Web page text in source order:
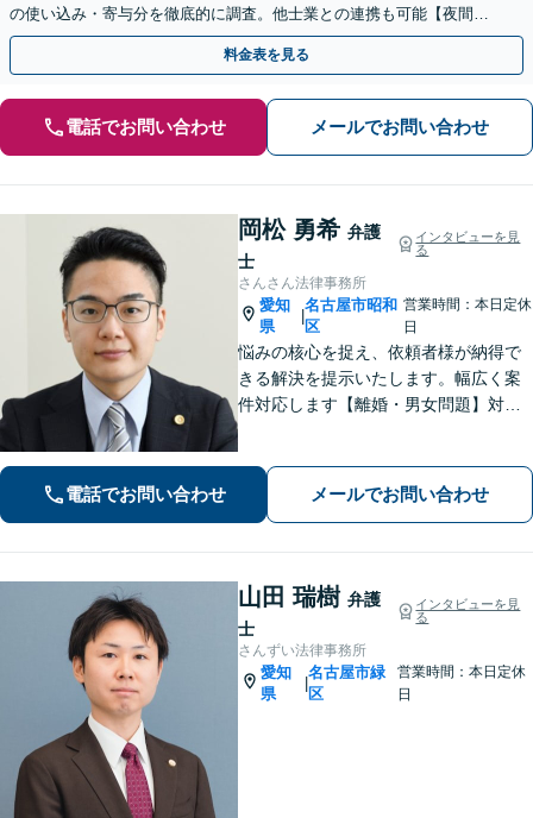
の使い込み・寄与分を徹底的に調査。他士業との連携も可能【夜間・
休日面談】【出張サービスあり】【徳重駅／神沢駅5分】
料金表を見る
電話でお問い合わせ メールでお問い合わせ
岡松 勇希 弁護
士
インタビューを見
る
さんさん法律事務所
愛知
県
|
名古屋市昭和
区
営業時間：本日定休
日
悩みの核心を捉え、依頼者様が納得で
きる解決を提示いたします。幅広く案
件対応します【離婚・男女問題】対応
業展開できるよう、法律家の視点でサ
ポートします！【御器所駅／桜山駅徒
電話でお問い合わせ メールでお問い合わせ
山田 瑞樹 弁護
士
インタビューを見
る
さんずい法律事務所
愛知
県
|
名古屋市緑
区
営業時間：本日定休
日